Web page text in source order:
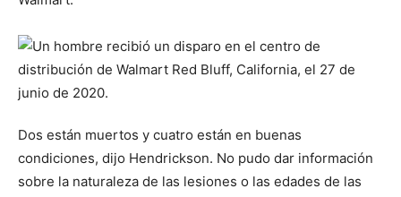
Dos están muertos y cuatro están en buenas
condiciones, dijo Hendrickson. No pudo dar información
sobre la naturaleza de las lesiones o las edades de las